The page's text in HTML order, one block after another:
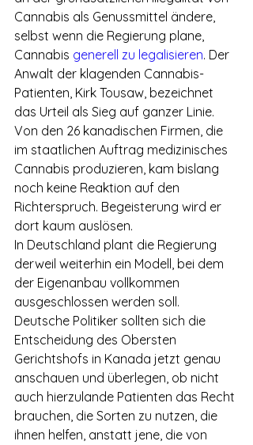
Cannabis als Genussmittel ändere,
selbst wenn die Regierung plane,
Cannabis generell zu legalisieren. Der
Anwalt der klagenden Cannabis-
Patienten, Kirk Tousaw, bezeichnet
das Urteil als Sieg auf ganzer Linie.
Von den 26 kanadischen Firmen, die
im staatlichen Auftrag medizinisches
Cannabis produzieren, kam bislang
noch keine Reaktion auf den
Richterspruch. Begeisterung wird er
dort kaum auslösen.
In Deutschland plant die Regierung
derweil weiterhin ein Modell, bei dem
der Eigenanbau vollkommen
ausgeschlossen werden soll.
Deutsche Politiker sollten sich die
Entscheidung des Obersten
Gerichtshofs in Kanada jetzt genau
anschauen und überlegen, ob nicht
auch hierzulande Patienten das Recht
brauchen, die Sorten zu nutzen, die
ihnen helfen, anstatt jene, die von